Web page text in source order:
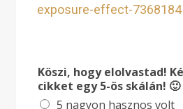
exposure-effect-7368184
Köszi, hogy elolvastad!
cikket egy 5-ös skálán! 🙂
5 nagyon hasznos volt